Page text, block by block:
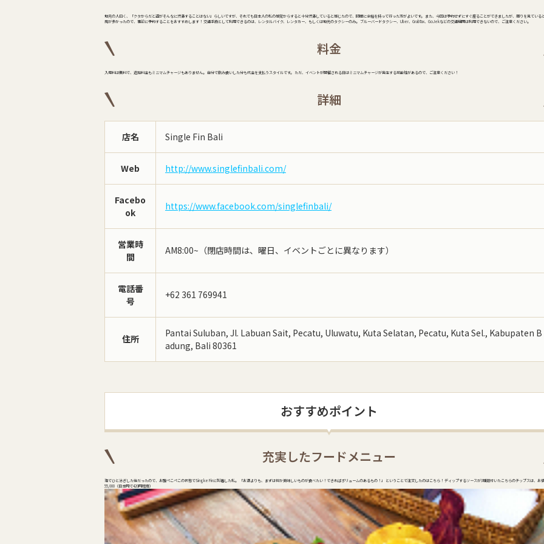
地元の人曰く、「クタからだと道がそんなに渋滞することはない」らしいですが、それでも日本人の私の感覚からすると十分渋滞していると感じたので、時間に余裕を持って行った方がよいです。 また、今回は予約せずにすぐ座ることができましたが、周りを見ている
席が多かったので、事前に予約することをおすすめします！ 交通手段として利用できるのは、レンタルバイク、レンタカー、もしくは地元のタクシーのみ。 ブルーバードタクシー、Uber、GrabTax、GoJekなどの交通機関は利用できないので、ご注意ください。
料金
入場料は無料で、追加料金もミニマムチャージもありません。 自分で飲み食いした分も代金を支払うスタイルです。 ただ、イベントが開催される日はミニマムチャージが発生する可能性があるので、ご注意ください！
詳細
店名 Single Fin Bali
Web http://www.singlefinbali.com/
Facebo
ok
https://www.facebook.com/singlefinbali/
営業時
間
AM8:00~（閉店時間は、曜日、イベントごとに異なります）
電話番
号
+62 361 769941
住所
Pantai Suluban, Jl. Labuan Sait, Pecatu, Uluwatu, Kuta Selatan, Pecatu, Kuta Sel., Kabupaten B
adung, Bali 80361
おすすめポイント
充実したフードメニュー
海でひと泳ぎした後だったので、お腹ぺこぺこの状態でSingke Finに到着した私。 「お酒よりも、まずは何か美味しいものが食べたい！できればボリュームのあるもの！」 ということで注文したのはこちら！ ディップするソースが3種類付いたこちらのチップスは、お
55,000（日本円で420円程度）